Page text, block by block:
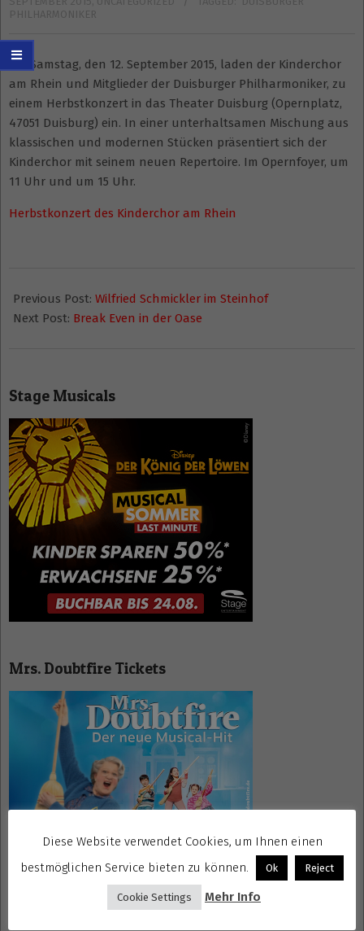
PHILHARMONIKER
Am Samstag, den 12. September 2015, laden der Kinderchor
am Rhein und Mitglieder der Duisburger Philharmoniker, zu
einem Herbstkonzert in das Theater Duisburg (Opernplatz,
47051 Duisburg) ein. In einer unterhaltsamen Mischung aus
klassischen und modernen Stücken präsentiert sich der
Kinderchor mit seinem neuen Repertoire. Im Opernfoyer, um
11 Uhr und um 15 Uhr.
Herbstkonzert des Kinderchor am Rhein
03-
15
Previous Post: Wilfried Schmickler im Steinhof
Next Post: Break Even in der Oase
Stage Musicals
Mrs. Doubtfire Tickets
Diese Website verwendet Cookies, um Ihnen einen
bestmöglichen Service bieten zu können.
Ok Reject
Cookie Settings Mehr Info